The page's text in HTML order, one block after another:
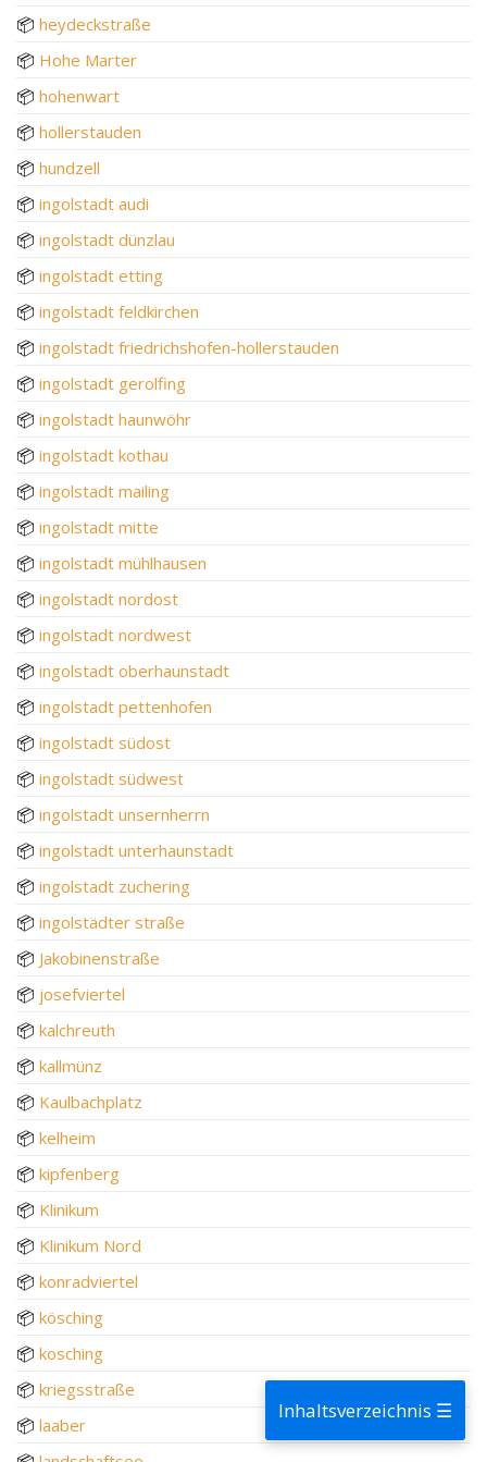
📦 heydeckstraße
📦 Hohe Marter
📦 hohenwart
📦 hollerstauden
📦 hundzell
📦 ingolstadt audi
📦 ingolstadt dünzlau
📦 ingolstadt etting
📦 ingolstadt feldkirchen
📦 ingolstadt friedrichshofen-hollerstauden
📦 ingolstadt gerolfing
📦 ingolstadt haunwöhr
📦 ingolstadt kothau
📦 ingolstadt mailing
📦 ingolstadt mitte
📦 ingolstadt mühlhausen
📦 ingolstadt nordost
📦 ingolstadt nordwest
📦 ingolstadt oberhaunstadt
📦 ingolstadt pettenhofen
📦 ingolstadt südost
📦 ingolstadt südwest
📦 ingolstadt unsernherrn
📦 ingolstadt unterhaunstadt
📦 ingolstadt zuchering
📦 ingolstädter straße
📦 Jakobinenstraße
📦 josefviertel
📦 kalchreuth
📦 kallmünz
📦 Kaulbachplatz
📦 kelheim
📦 kipfenberg
📦 Klinikum
📦 Klinikum Nord
📦 konradviertel
📦 kösching
📦 kosching
📦 kriegsstraße
📦 laaber
Inhaltsverzeichnis ☰